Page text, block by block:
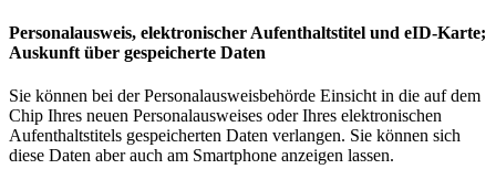
Personalausweis, elektronischer Aufenthaltstitel und eID-Karte;
Auskunft über gespeicherte Daten
Sie können bei der Personalausweisbehörde Einsicht in die auf dem
Chip Ihres neuen Personalausweises oder Ihres elektronischen
Aufenthaltstitels gespeicherten Daten verlangen. Sie können sich
diese Daten aber auch am Smartphone anzeigen lassen.